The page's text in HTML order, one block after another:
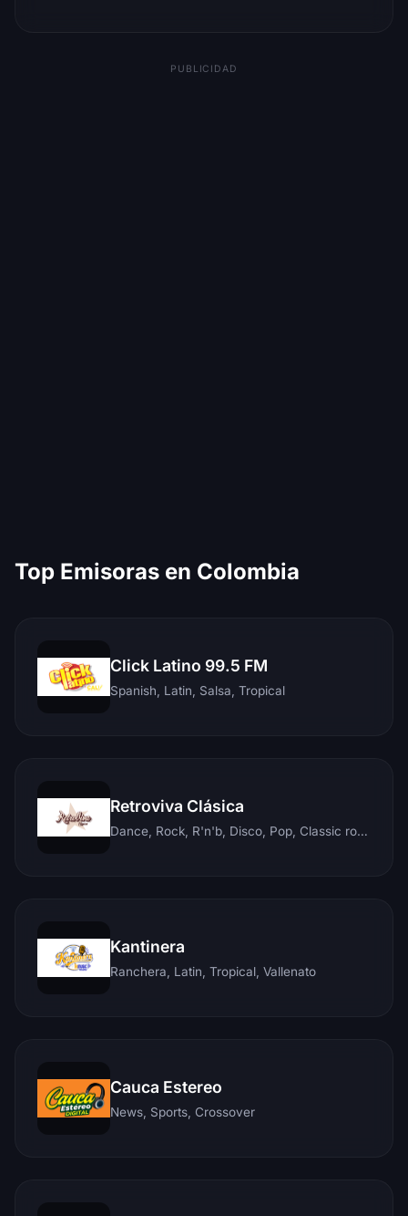
PUBLICIDAD
Top Emisoras en Colombia
Click Latino 99.5 FM
Spanish, Latin, Salsa, Tropical
Retroviva Clásica
Dance, Rock, R'n'b, Disco, Pop, Classic rock, Techno, Reggae
Kantinera
Ranchera, Latin, Tropical, Vallenato
Cauca Estereo
News, Sports, Crossover